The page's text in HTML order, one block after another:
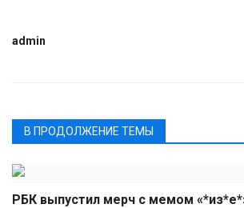
admin
В ПРОДОЛЖЕНИЕ ТЕМЫ
РБК выпустил мерч с мемом